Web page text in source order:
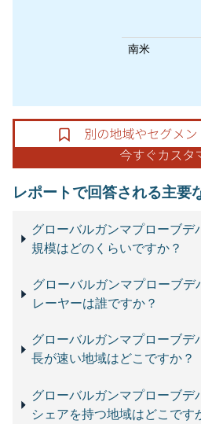
南米
レポートで回答される主要
グローバルガンマプローブデ
規模はどのくらいですか？
グローバルガンマプローブデ
レーヤーは誰ですか？
グローバルガンマプローブデ
長が速い地域はどこですか？
グローバルガンマプローブデ
シェアを持つ地域はどこです